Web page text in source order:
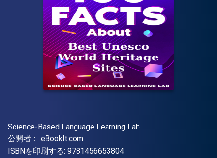
著者
Science-Based Language Learning Lab
出版社
公開者： eBookIt.com
ISBNを印刷する: 9781456653804"ISBN-13 9781456653804"